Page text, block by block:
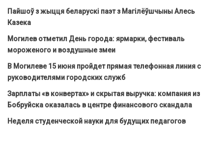
Пайшоў з жыцця беларускі паэт з Магілёўшчыны Алесь
Казека
Могилев отметил День города: ярмарки, фестиваль
мороженого и воздушные змеи
В Могилеве 15 июня пройдет прямая телефонная линия с
руководителями городских служб
Зарплаты «в конвертах» и скрытая выручка: компания из
Бобруйска оказалась в центре финансового скандала
Неделя студенческой науки для будущих педагогов